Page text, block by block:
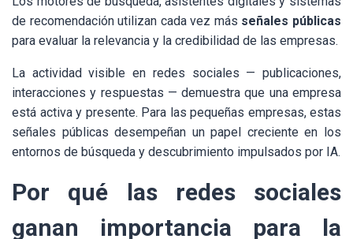
de recomendación utilizan cada vez más señales públicas
para evaluar la relevancia y la credibilidad de las empresas.
La actividad visible en redes sociales — publicaciones,
interacciones y respuestas — demuestra que una empresa
está activa y presente. Para las pequeñas empresas, estas
señales públicas desempeñan un papel creciente en los
entornos de búsqueda y descubrimiento impulsados por IA.
Por qué las redes sociales
ganan importancia para la